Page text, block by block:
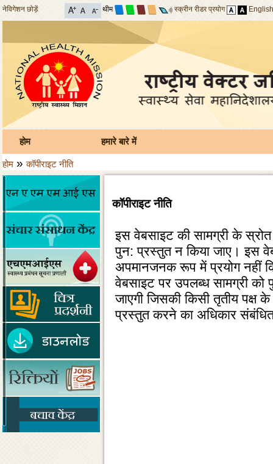
नेविगेशन छोड़ें थीम स्क्रीन रीडर प्रयोग English
होम हमारे बारे में
होम »कॉपीराइट नीति
कॉपीराइट नीति
इस वेबसाइट की सामग्री के
पुन: प्रस्‍तुत न किया जाए। इस
अपमानजनक रूप में प्रयोग नहीं
वेबसाइट पर उपलब्‍ध सामग्री को
जाएगी जिसकी किसी तृतीय पक्ष
प्रस्‍तुत करने का अधिकार संबंधित